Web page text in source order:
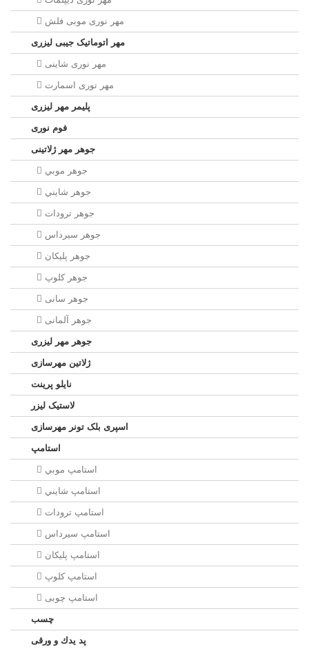
مهر نوری موبی فلش
مهر اتوماتیک جیبی لیزری
مهر نوری شاینی
مهر نوری اسمارت
پلیمر مهر لیزری
فوم نوری
جوهر مهر ژلاتینی
جوهر موبي
جوهر شايني
جوهر ترودات
جوهر سيرداس
جوهر پلیکان
جوهر کلوپ
جوهر سانی
جوهر آلمانی
جوهر مهر لیزری
ژلاتين مهرسازی
نایلو پرینت
لاستیک لیزر
اسپری بلک تونر مهرسازی
استامپ
استامپ موبي
استامپ شايني
استامپ ترودات
استامپ سيرداس
استامپ پلیکان
استامپ کلوپ
استامپ چوبی
چسب
پد يدك و ورقی